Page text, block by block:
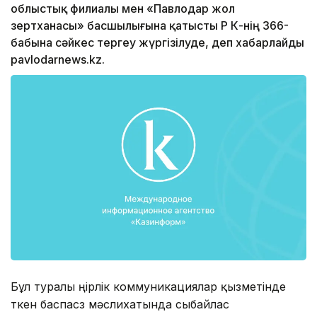
облыстық филиалы мен «Павлодар жол
зертханасы» басшылығына қатысты ҚР ҚК-нің 366-
бабына сәйкес тергеу жүргізілуде, деп хабарлайды
pavlodarnews.kz.
Бұл туралы өңірлік коммуникациялар қызметінде
өткен баспасөз мәслихатында сыбайлас